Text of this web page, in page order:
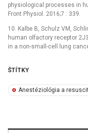
physiological processes in
Front Physiol. 2016;7 : 339.
10. Kalbe B, Schulz VM,
human olfactory receptor
in a non-small-cell lung
ŠTÍTKY
Anestéziológia a